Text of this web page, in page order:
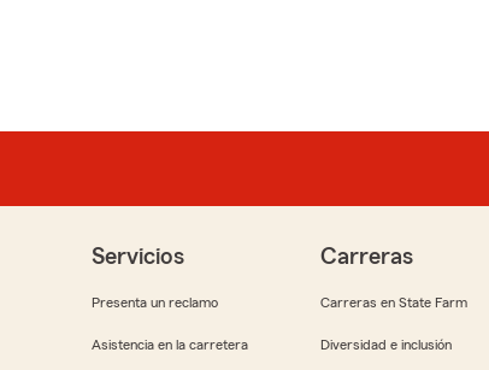
Servicios
Presenta un reclamo
Asistencia en la carretera
Carreras
Carreras en State Farm
Diversidad e inclusión